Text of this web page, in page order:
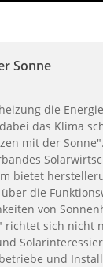
Sonne
die
das Klima
mit der
bietet
die
von
richtet sich nicht
und